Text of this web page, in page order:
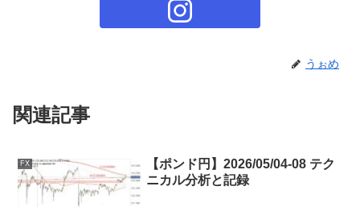
うぉめ
関連記事
FX
【ポンド円】2026/05/04-08 テク
ニカル分析と記録